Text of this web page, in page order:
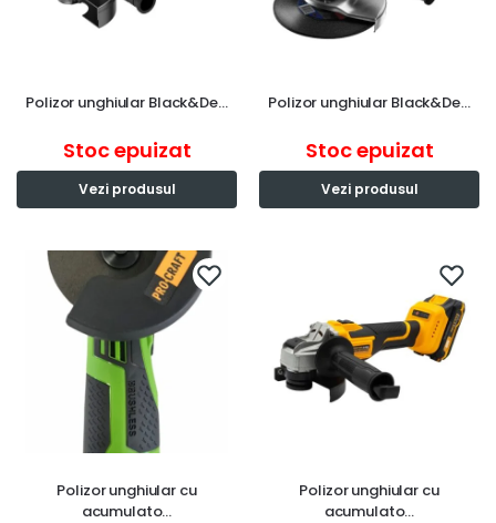
Polizor unghiular Black&De…
Stoc epuizat
Vezi produsul
Polizor unghiular Black&De…
Stoc epuizat
Vezi produsul
Polizor unghiular cu
acumulato…
Polizor unghiular cu
acumulato…